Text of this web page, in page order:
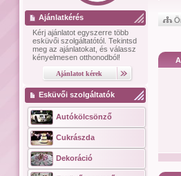
Ajánlatkérés
Kérj ajánlatot egyszerre több
esküvői szolgáltatótól. Tekintsd
meg az ajánlatokat, és válassz
kényelmesen otthonodból!
Esküvői szolgáltatók
Autókölcsönző
Cukrászda
Dekoráció